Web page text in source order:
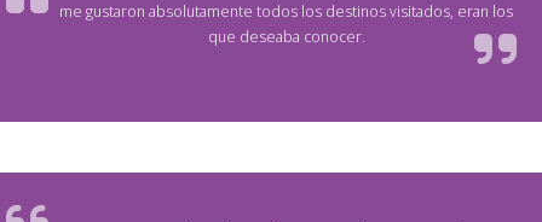
me gustaron absolutamente todos los destinos visitados, eran los
que deseaba conocer.